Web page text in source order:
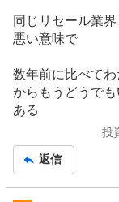
事
同じリセール業
悪い意味で
数年前に比べて
からもうどうで
ある
投
返信